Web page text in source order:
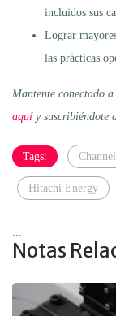
incluidos sus
Lograr
las prácticas
Mantente conectado
aquíy suscribiéndote
Tags:
Hitachi Energy
Notas